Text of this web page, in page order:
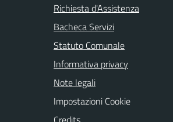
Richiesta d'Assistenza
Bacheca Servizi
Statuto Comunale
Informativa privacy
Note legali
Impostazioni Cookie